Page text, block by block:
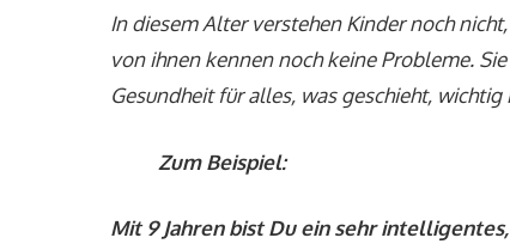
In diesem Alter verstehen Kinder noch
von ihnen kennen noch keine Probleme.
Gesundheit für alles, was geschieht, wichtig
Zum Beispiel:
Mit 9 Jahren bist Du ein sehr